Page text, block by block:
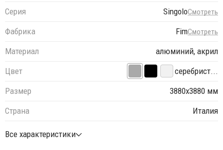
Серия SingoloСмотреть
Фабрика FimСмотреть
Материал
алюминий, акрил
Цвет
серебрист...
Размер
3880х3880 мм
Страна
Италия
Все характеристики